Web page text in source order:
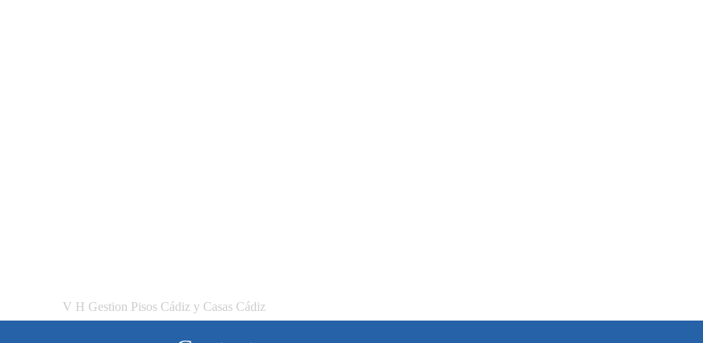
V H Gestion Pisos Cádiz y Casas Cádiz